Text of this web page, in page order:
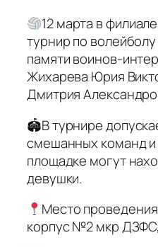
12 марта в
турнир по
памяти воинов-
Жихарева Юрия
Дмитрия
🏟В турнире
смешанных команд и
площадке могут
девушки.
Место
корпус №2 мкр ДЗФС,